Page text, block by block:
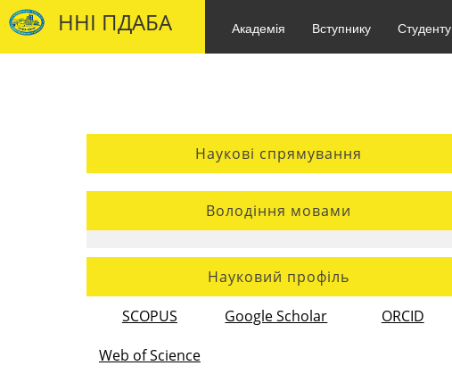
ННІ ПДАБА Академія Вступнику Студенту
Наукові спрямування
Володіння мовами
Науковий профіль
SCOPUS
Google Scholar
ORCID
Web of Science